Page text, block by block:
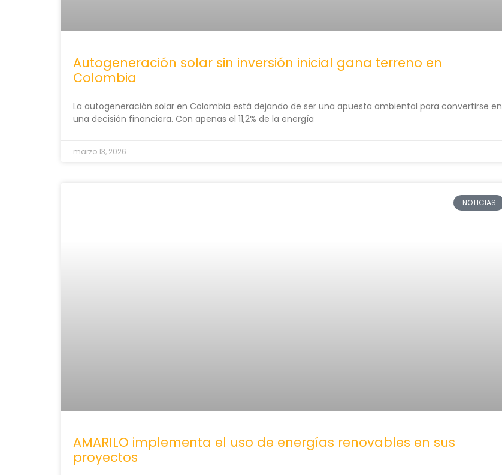
Autogeneración solar sin inversión inicial gana terreno en
Colombia
La autogeneración solar en Colombia está dejando de ser una apuesta ambiental para convertirse en
una decisión financiera. Con apenas el 11,2% de la energía
marzo 13, 2026
NOTICIAS
AMARILO implementa el uso de energías renovables en sus
proyectos